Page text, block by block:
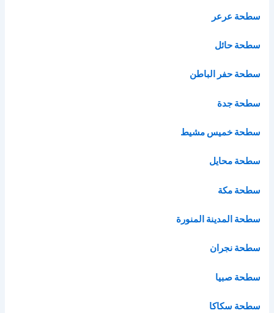
سطحة عرعر
سطحة حائل
سطحة حفر الباطن
سطحة جدة
سطحة خميس مشيط
سطحة محايل
سطحة مكة
سطحة المدينة المنورة
سطحة نجران
سطحة صبيا
سطحة سكاكا